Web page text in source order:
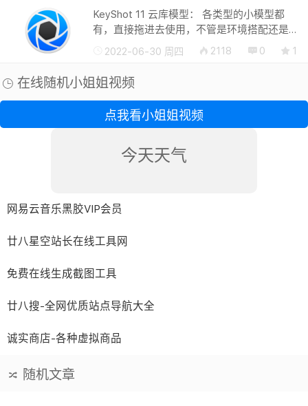
KeyShot 11 云库模型： 各类型的小模型都
有，直接拖进去使用，不管是环境搭配还是
干嘛都可以！ 下载地址： 版权所有©转载必
须以链接形式注明作者和原始出处：廿八星
空 » KeyShot 11 云库模型
2022-06-30 周四 2118 0 1
在线随机小姐姐视频
点我看小姐姐视频
今天天气
网易云音乐黑胶VIP会员
廿八星空站长在线工具网
免费在线生成截图工具
廿八搜-全网优质站点导航大全
诚实商店-各种虚拟商品
随机文章